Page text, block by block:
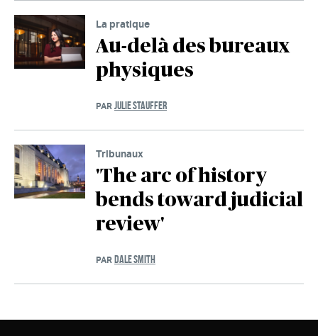
La pratique
Au-delà des bureaux
physiques
PAR JULIE STAUFFER
Tribunaux
'The arc of history
bends toward judicial
review'
PAR DALE SMITH